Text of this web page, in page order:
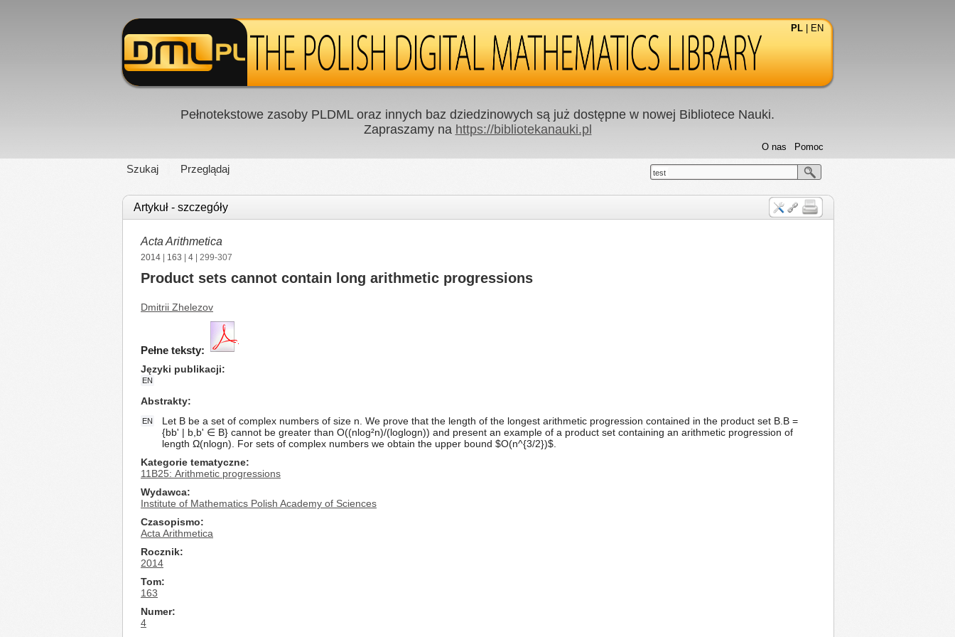
PL EN
Pełnotekstowe zasoby PLDML oraz innych baz dziedzinowych są już dostępne w nowej Bibliotece Nauki.
Zapraszamy na https://bibliotekanauki.pl
Szukaj Przeglądaj
Pomoc
O nas
test
Artykuł - szczegóły
Acta Arithmetica
2014 163 4 | 299-307
Product sets cannot contain long arithmetic progressions
Dmitrii Zhelezov
Pełne teksty:
Języki publikacji
EN
Abstrakty
EN
Let B be a set of complex numbers of size n. We prove that the length of the longest arithmetic progression contained in the product set B.B =
{bb' | b,b' ∈ B} cannot be greater than O((nlog²n)/(loglogn)) and present an example of a product set containing an arithmetic progression of
length Ω(nlogn). For sets of complex numbers we obtain the upper bound $O(n^{3/2})$.
Kategorie tematyczne
11B25: Arithmetic progressions
Wydawca
Institute of Mathematics Polish Academy of Sciences
Czasopismo
Acta Arithmetica
Rocznik
2014
Tom
163
Numer
4